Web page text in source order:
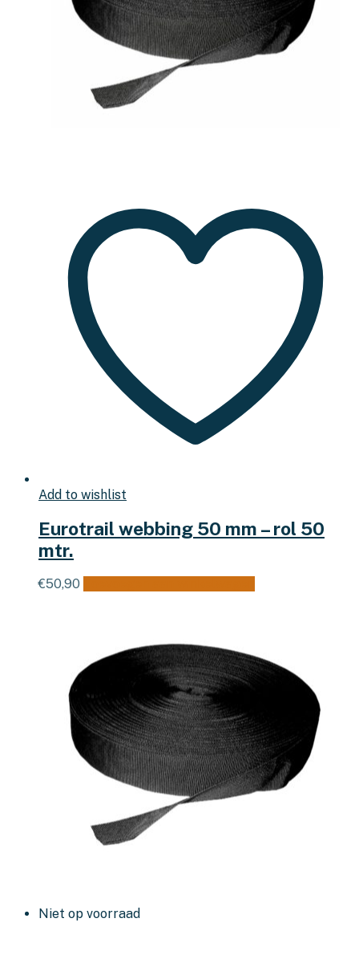
Add to wishlist
Eurotrail webbing 50 mm – rol 50
mtr.
€50,90
Niet op voorraad